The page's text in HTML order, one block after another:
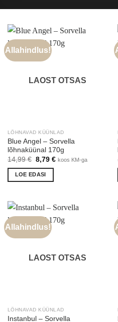
Allahindlus!
LAOST OTSAS
LÕHNAVAD KÜÜNLAD
Blue Angel – Sorvella
lõhnaküünal 170g
14,99€ Algne
hind
oli:
14,99 €.
8,79 €Praegune
koos KM-ga
LOE EDASI
Allahindlus!
LAOST OTSAS
LÕHNAVAD KÜÜNLAD
Instanbul – Sorvella